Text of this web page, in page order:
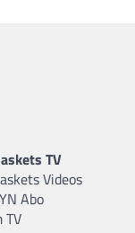
TV
Videos
Abo
TV